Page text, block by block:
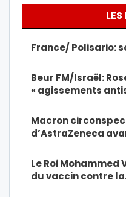
LES
France/ Polisario:
Beur FM/Israël:
« agissements
Macron
d’AstraZeneca
Le Roi Mohammed
du vaccin contre